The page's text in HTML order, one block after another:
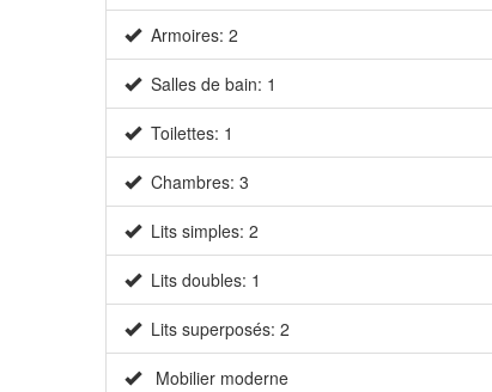
Armoires: 2
Salles de bain: 1
Toilettes: 1
Chambres: 3
Lits simples: 2
Lits doubles: 1
Lits superposés: 2
Mobilier moderne